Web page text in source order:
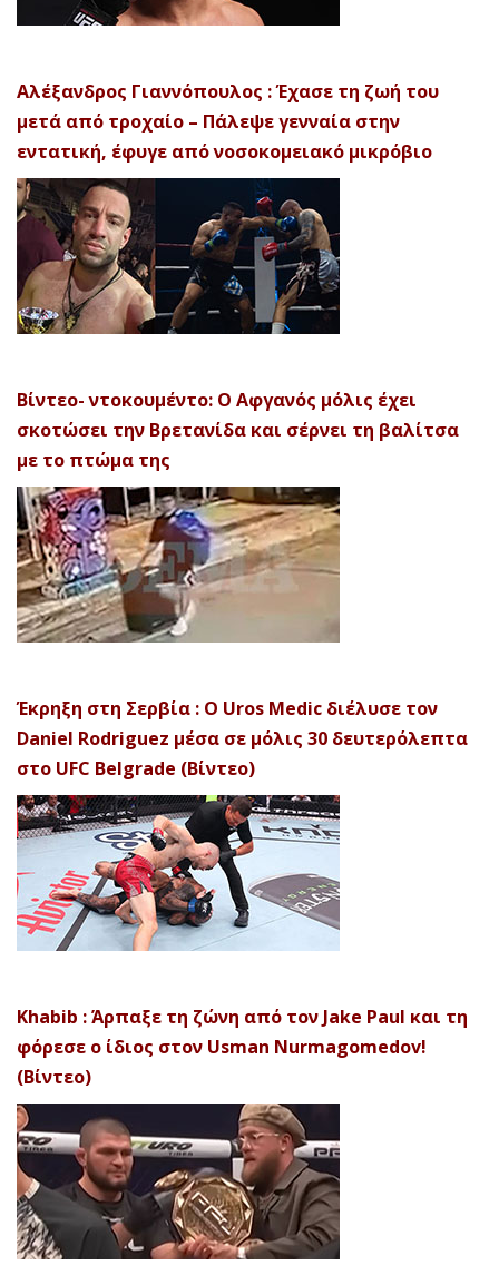
Αλέξανδρος Γιαννόπουλος : Έχασε τη ζωή του
μετά από τροχαίο – Πάλεψε γενναία στην
εντατική, έφυγε από νοσοκομειακό μικρόβιο
Βίντεο- ντοκουμέντο: Ο Αφγανός μόλις έχει
σκοτώσει την Βρετανίδα και σέρνει τη βαλίτσα
με το πτώμα της
Έκρηξη στη Σερβία : Ο Uros Medic διέλυσε τον
Daniel Rodriguez μέσα σε μόλις 30 δευτερόλεπτα
στο UFC Belgrade (Βίντεο)
Khabib : Άρπαξε τη ζώνη από τον Jake Paul και τη
φόρεσε ο ίδιος στον Usman Nurmagomedov!
(Βίντεο)